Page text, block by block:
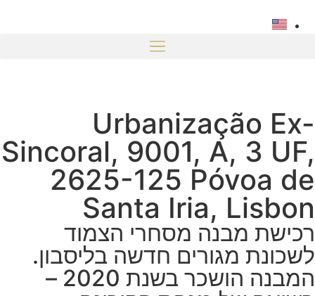
Urbanização Ex-
Sincoral, 9001, A, 3 UF,
2625-125 Póvoa de
Santa Iria, Lisbon
רכישת מבנה מסחרי הצמוד
לשכונת מגורים חדשה בליסבון.
המבנה הושכר בשנת 2020 –